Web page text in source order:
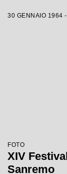
30 GENNAIO 1964
FOTO
XIV
Sanremo